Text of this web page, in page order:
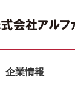
企業情報